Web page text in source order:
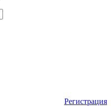
Регистрация